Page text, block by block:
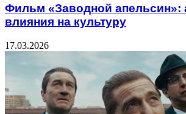
Фильм «Заводной апельсин»:
влияния на культуру
17.03.2026